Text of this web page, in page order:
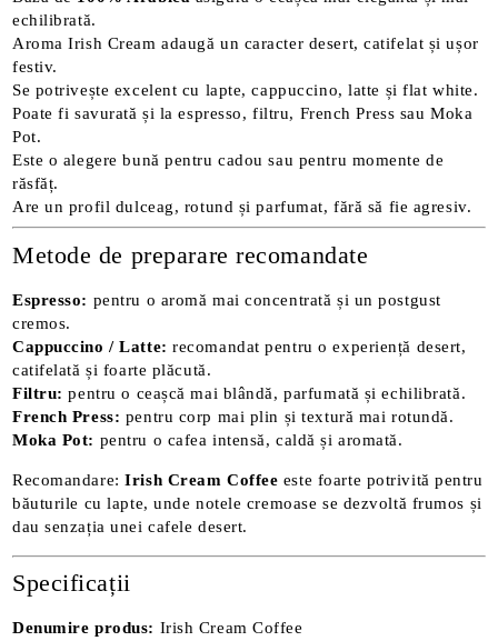
echilibrată.
Aroma Irish Cream adaugă un caracter desert, catifelat și ușor
festiv.
Se potrivește excelent cu lapte, cappuccino, latte și flat white.
Poate fi savurată și la espresso, filtru, French Press sau Moka
Pot.
Este o alegere bună pentru cadou sau pentru momente de
răsfăț.
Are un profil dulceag, rotund și parfumat, fără să fie agresiv.
Metode de preparare recomandate
Espresso: pentru o aromă mai concentrată și un postgust
cremos.
Cappuccino / Latte: recomandat pentru o experiență desert,
catifelată și foarte plăcută.
Filtru: pentru o ceașcă mai blândă, parfumată și echilibrată.
French Press: pentru corp mai plin și textură mai rotundă.
Moka Pot: pentru o cafea intensă, caldă și aromată.
Recomandare:Irish Cream Coffee este foarte potrivită pentru
băuturile cu lapte, unde notele cremoase se dezvoltă frumos și
dau senzația unei cafele desert.
Specificații
Denumire produs: Irish Cream Coffee